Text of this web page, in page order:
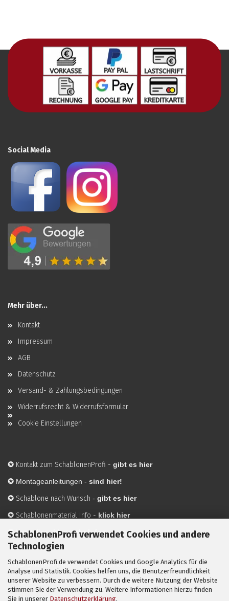
SchablonenProfi verwendet Cookies und andere
Technologien
SchablonenProfi.de verwendet Cookies und Google Analytics für die
Analyse und Statistik. Cookies helfen uns, die Benutzerfreundlichkeit
unserer Website zu verbessern. Durch die weitere Nutzung der Website
stimmen Sie der Verwendung zu. Weitere Informationen hierzu finden
Sie in unserer Datenschutzerklärung.
Social Media
Mehr über...
Kontakt
Impressum
AGB
Datenschutz
Versand- & Zahlungsbedingungen
Widerrufsrecht & Widerrufsformular
Cookie Einstellungen
✪ Kontakt zum SchablonenProfi - gibt es hier
✪ Montageanleitungen - sind hier!
✪ Schablone nach Wunsch - gibt es hier
✪ Schablonenmaterial Info - klick hier
✪Hersteller-hier mehr Infos
Mit ✪ gekennzeichnete Bilder sind KI-generierte
Anwendungsbeispiele zur Visualisierung der Motive.
© SchablonenProfi.de2026